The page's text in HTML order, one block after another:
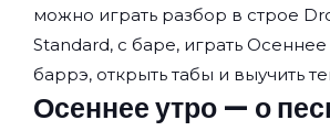
можно играть разбор в строе
Standard, с баре, играть Осеннее
баррэ, открыть табы и выучить
Осеннее утро — о